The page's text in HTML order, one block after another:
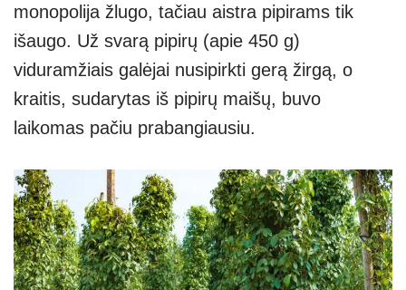
monopolija žlugo, tačiau aistra pipirams tik
išaugo. Už svarą pipirų (apie 450 g)
viduramžiais galėjai nusipirkti gerą žirgą, o
kraitis, sudarytas iš pipirų maišų, buvo
laikomas pačiu prabangiausiu.